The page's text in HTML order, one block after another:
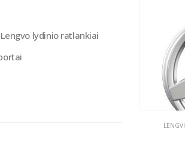
lydinio ratlankiai